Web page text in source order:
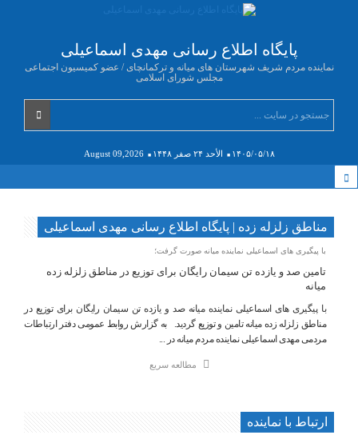
پایگاه اطلاع رسانی مهدی اسماعیلی
نماینده مردم شریف شهرستان های میانه و ترکمانچای / عضو کمیسیون اجتماعی
مجلس شورای اسلامی
۱۴۰۵/۰۵/۱۸ الأحد ۲۴ صفر ۱۴۴۸ August 09,2026
مناطق زلزله زده | پایگاه اطلاع رسانی مهدی اسماعیلی
با پیگیری های اسماعیلی نماینده میانه صورت گرفت؛
تامین صد و یازده تن سیمان رایگان برای توزیع در مناطق زلزله زده
میانه
با پیگیری های اسماعیلی نماینده میانه صد و یازده تن سیمان رایگان برای توزیع در
مناطق زلزله زده میانه تامین و توزیع گردید. به گزارش روابط عمومی دفتر ارتباطات
مردمی مهدی اسماعیلی نماینده مردم میانه در ...
مطالعه سریع
ارتباط با نماینده